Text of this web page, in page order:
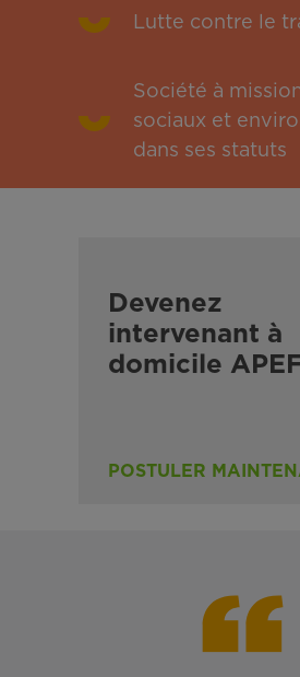
Lutte contre le
Société à
sociaux et
dans ses statuts
Devenez
intervenant à
domicile
POSTULER